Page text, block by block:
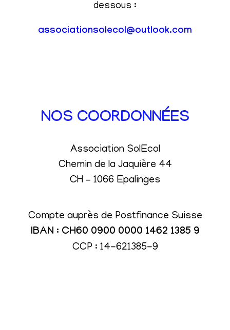
dessous :
associationsolecol@outlook.com
NOS COORDONNÉES
Association SolEcol
Chemin de la Jaquière 44
CH – 1066 Epalinges
Compte auprès de Postfinance Suisse
IBAN : CH60 0900 0000 1462 1385 9
CCP : 14-621385-9